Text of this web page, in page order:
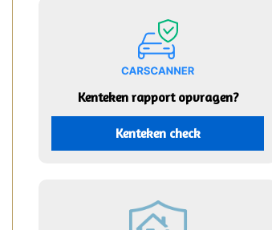
Kenteken rapport opvragen?
Kenteken check